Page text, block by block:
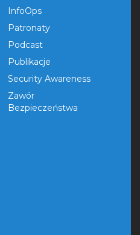
InfoOps
Patronaty
Podcast
Publikacje
Security Awareness
Zawór
Bezpieczeństwa